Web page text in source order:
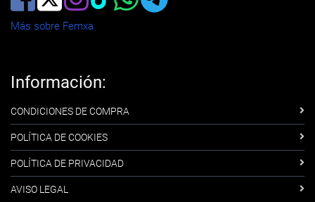
Más sobre Femxa
Información:
CONDICIONES DE COMPRA
POLÍTICA DE COOKIES
POLÍTICA DE PRIVACIDAD
AVISO LEGAL